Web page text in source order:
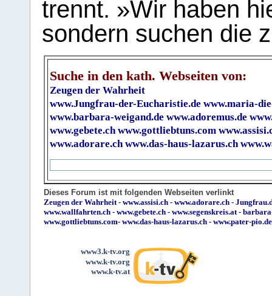
trennt. »Wir haben
sondern suchen die
Suche in den kath. Webseiten von:
Zeugen der Wahrheit
www.Jungfrau-der-Eucharistie.de www.maria-
www.barbara-weigand.de www.adoremus.de
www.gebete.ch www.gottliebtuns.com
www.adorare.ch www.das-haus-lazarus.ch
Dieses Forum ist mit folgenden Webseiten verlinkt
Zeugen der Wahrheit- www.assisi.ch - www.adorare.ch -
www.wallfahrten.ch - www.gebete.ch - www.segenskreis.at-
www.gottliebtuns.com- www.das-haus-lazarus.ch - www.pater-pio.de
www3.k-tv.org
www.k-tv.org
www.k-tv.at